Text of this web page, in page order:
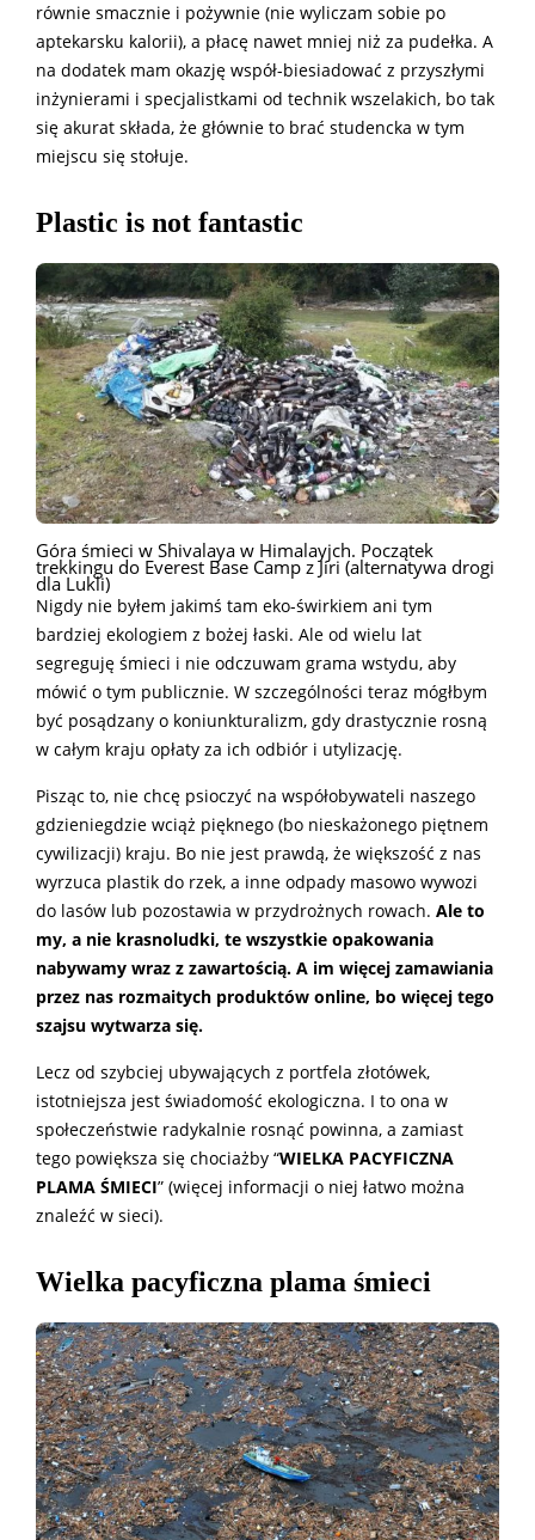
równie smacznie i pożywnie (nie wyliczam sobie po
aptekarsku kalorii), a płacę nawet mniej niż za pudełka. A
na dodatek mam okazję współ-biesiadować z przyszłymi
inżynierami i specjalistkami od technik wszelakich, bo tak
się akurat składa, że głównie to brać studencka w tym
miejscu się stołuje.
Plastic is not fantastic
Góra śmieci w Shivalaya w Himalayjch. Początek
trekkingu do Everest Base Camp z Jiri (alternatywa drogi
dla Lukli)
Nigdy nie byłem jakimś tam eko-świrkiem ani tym
bardziej ekologiem z bożej łaski. Ale od wielu lat
segreguję śmieci i nie odczuwam grama wstydu, aby
mówić o tym publicznie. W szczególności teraz mógłbym
być posądzany o koniunkturalizm, gdy drastycznie rosną
w całym kraju opłaty za ich odbiór i utylizację.
Pisząc to, nie chcę psioczyć na współobywateli naszego
gdzieniegdzie wciąż pięknego (bo nieskażonego piętnem
cywilizacji) kraju. Bo nie jest prawdą, że większość z nas
wyrzuca plastik do rzek, a inne odpady masowo wywozi
do lasów lub pozostawia w przydrożnych rowach. Ale to
my, a nie krasnoludki, te wszystkie opakowania
nabywamy wraz z zawartością. A im więcej zamawiania
przez nas rozmaitych produktów online, bo więcej tego
szajsu wytwarza się.
Lecz od szybciej ubywających z portfela złotówek,
istotniejsza jest świadomość ekologiczna. I to ona w
społeczeństwie radykalnie rosnąć powinna, a zamiast
tego powiększa się chociażby “WIELKA PACYFICZNA
PLAMA ŚMIECI” (więcej informacji o niej łatwo można
znaleźć w sieci).
Wielka pacyficzna plama śmieci